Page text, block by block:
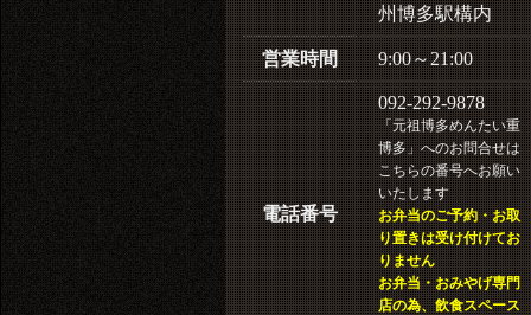
州博多駅構内
営業時間 9:00～21:00
電話番号
092-292-9878
「元祖博多めんたい重
博多」へのお問合せは
こちらの番号へお願い
いたします
お弁当のご予約・お取
り置きは受け付けてお
りません
お弁当・おみやげ専門
店の為、飲食スペース